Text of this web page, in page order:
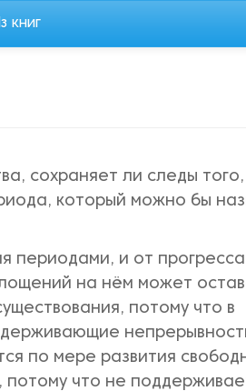
книг
сохраняет ли следы
который можно бы
периодами, и от
на нём может
потому что в
по мере развития
что не